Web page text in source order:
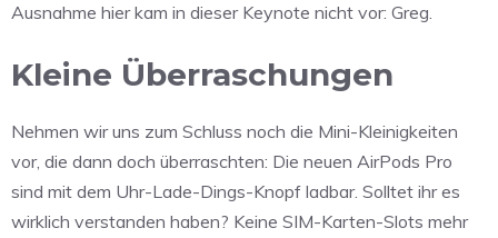
Ausnahme hier kam in dieser Keynote nicht vor: Greg.
Kleine Überraschungen
Nehmen wir uns zum Schluss noch die Mini-Kleinigkeiten
vor, die dann doch überraschten: Die neuen AirPods Pro
sind mit dem Uhr-Lade-Dings-Knopf ladbar. Solltet ihr es
wirklich verstanden haben? Keine SIM-Karten-Slots mehr